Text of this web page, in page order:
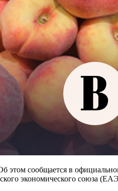
этом сообщается в
экономического союза